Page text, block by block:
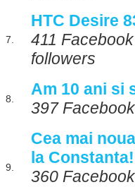
7.
HTC Desire
411
followers
8.
Am 10 ani si
397
9.
Cea mai
la Constanta!
360